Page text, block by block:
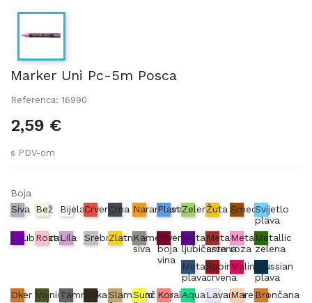
Marker Uni Pc-5m Posca
Referenca: 16990
2,59 €
s PDV-om
Boja
Siva
Bež BijelaCrvenaCrna Narančasta
PlavaZelenaŽuta SmeđaSvijetlo
plava
LJubičasta
RozaLila SrebrnaZlatnaKameno
siva
Crvena
boja
vina
Metallic
ljubičasta
Metallic
crvena
Metallic
roza
Metallic
zelena
Metallic
plava
Rubin
crvena
MalinaPrussian
plava
Oker VojničkiTamno KakaoSlamnatoSunčanoKoraljno
AquaLavandaMarelicaBrončana